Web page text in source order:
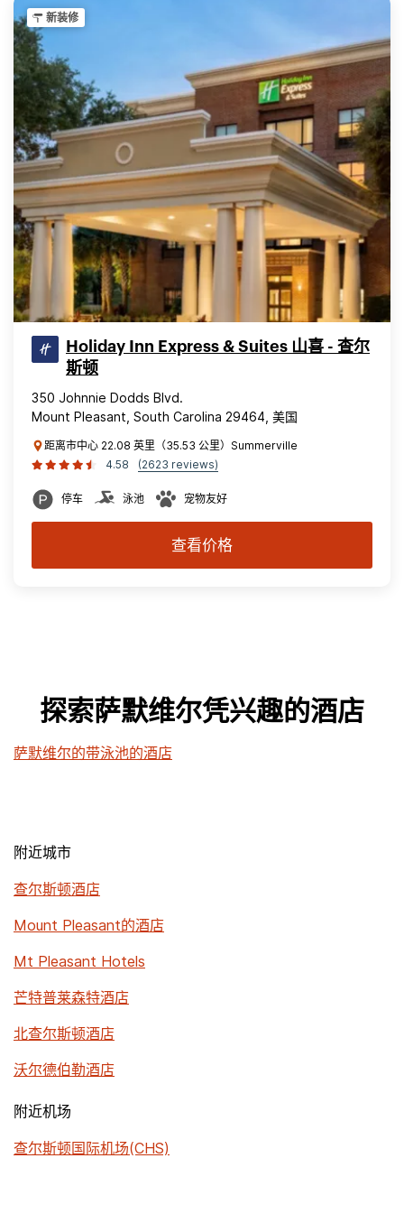
新装修
Holiday Inn Express & Suites 山喜 - 查尔
斯顿
350 Johnnie Dodds Blvd.
Mount Pleasant, South Carolina 29464, 美国
距离市中心 22.08 英里（35.53 公里）Summerville
4.58
(2623 reviews)
停车 泳池 宠物友好
查看价格
探索萨默维尔凭兴趣的酒店
萨默维尔的带泳池的酒店
附近城市
查尔斯顿酒店
Mount Pleasant的酒店
Mt Pleasant Hotels
芒特普莱森特酒店
北查尔斯顿酒店
沃尔德伯勒酒店
附近机场
查尔斯顿国际机场(CHS)